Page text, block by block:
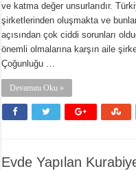
ve katma değer unsurlarıdır.
şirketlerinden oluşmakta ve
açısından çok ciddi sorunları
önemli olmalarına karşın aile
Çoğunluğu …
Devamını Oku »
Evde Yapılan